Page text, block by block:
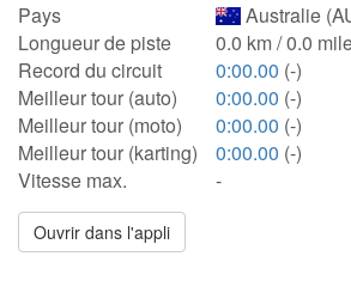
Pays
Australie
Longueur de piste
0.0 km / 0.0
Record du circuit
0:00.00 (-)
Meilleur tour (auto)
0:00.00 (-)
Meilleur tour (moto)
0:00.00 (-)
Meilleur tour (karting)
0:00.00 (-)
Vitesse max.
-
Ouvrir dans l'appli